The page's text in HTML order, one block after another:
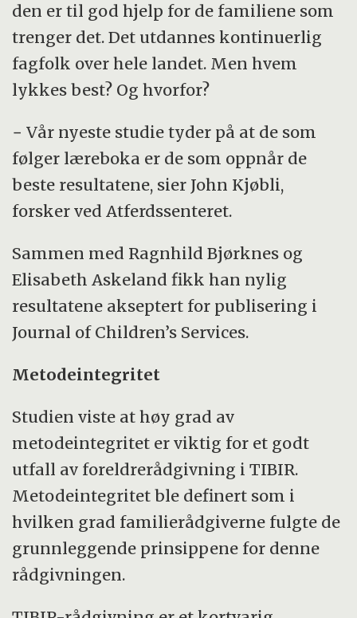
den er til god hjelp for de familiene som
trenger det. Det utdannes kontinuerlig
fagfolk over hele landet. Men hvem
lykkes best? Og hvorfor?
− Vår nyeste studie tyder på at de som
følger læreboka er de som oppnår de
beste resultatene, sier John Kjøbli,
forsker ved Atferdssenteret.
Sammen med Ragnhild Bjørknes og
Elisabeth Askeland fikk han nylig
resultatene akseptert for publisering i
Journal of Children’s Services.
Metodeintegritet
Studien viste at høy grad av
metodeintegritet er viktig for et godt
utfall av foreldrerådgivning i TIBIR.
Metodeintegritet ble definert som i
hvilken grad familierådgiverne fulgte de
grunnleggende prinsippene for denne
rådgivningen.